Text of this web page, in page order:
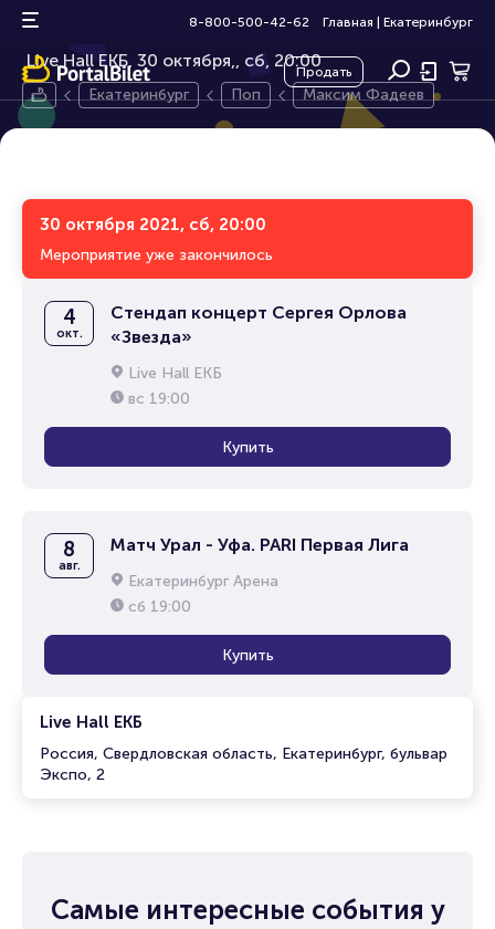
8-800-500-42-62 Главная Екатеринбург
Продать
Максим Фадеев
Live Hall ЕКБ, 30 октября,
6+
сб, 20:00
Екатеринбург Поп Максим Фадеев
30 октября 2021, сб, 20:00
Мероприятие уже закончилось
Live Hall ЕКБ
Россия, Свердловская область, Екатеринбург, бульвар
Экспо, 2
4
окт.
Стендап концерт Сергея Орлова
«Звезда»
Live Hall ЕКБ
вс 19:00
Купить
8
авг.
Матч Урал - Уфа. PARI Первая Лига
Екатеринбург Арена
сб 19:00
Купить
Самые интересные события у